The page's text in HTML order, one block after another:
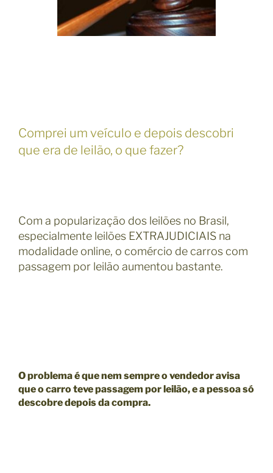
Comprei um veículo e depois descobri
que era de leilão, o que fazer?
Com a popularização dos leilões no Brasil,
especialmente leilões EXTRAJUDICIAIS na
modalidade online, o comércio de carros com
passagem por leilão aumentou bastante.
O problema é que nem sempre o vendedor avisa
que o carro teve passagem por leilão, e a pessoa só
descobre depois da compra.